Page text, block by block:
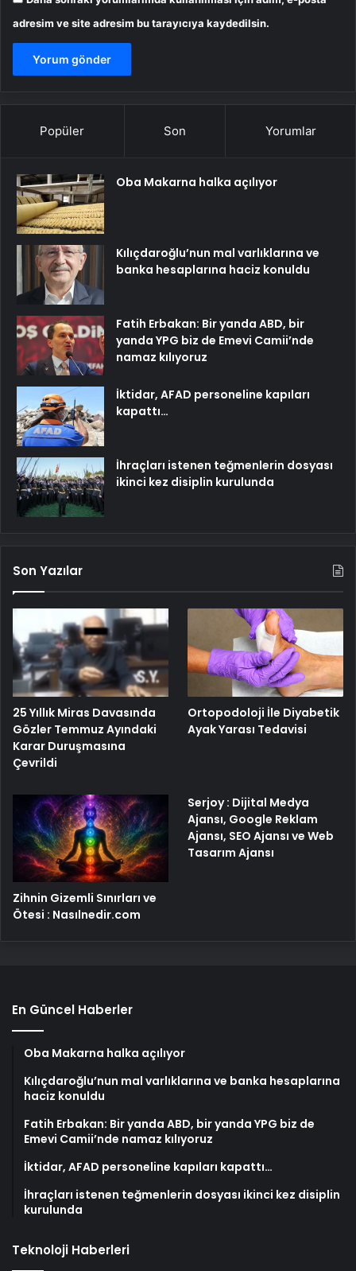
adresim ve site adresim bu tarayıcıya kaydedilsin.
Popüler Son Yorumlar
Oba Makarna halka açılıyor
Kılıçdaroğlu’nun mal varlıklarına ve
banka hesaplarına haciz konuldu
Fatih Erbakan: Bir yanda ABD, bir
yanda YPG biz de Emevi Camii’nde
namaz kılıyoruz
İktidar, AFAD personeline kapıları
kapattı…
İhraçları istenen teğmenlerin dosyası
ikinci kez disiplin kurulunda
Son Yazılar
25 Yıllık Miras Davasında
Gözler Temmuz Ayındaki
Karar Duruşmasına
Çevrildi
Ortopodoloji İle Diyabetik
Ayak Yarası Tedavisi
Zihnin Gizemli Sınırları ve
Ötesi : Nasılnedir.com
Serjoy : Dijital Medya
Ajansı, Google Reklam
Ajansı, SEO Ajansı ve Web
Tasarım Ajansı
En Güncel Haberler
Oba Makarna halka açılıyor
Kılıçdaroğlu’nun mal varlıklarına ve banka hesaplarına
haciz konuldu
Fatih Erbakan: Bir yanda ABD, bir yanda YPG biz de
Emevi Camii’nde namaz kılıyoruz
İktidar, AFAD personeline kapıları kapattı…
İhraçları istenen teğmenlerin dosyası ikinci kez disiplin
kurulunda
Teknoloji Haberleri